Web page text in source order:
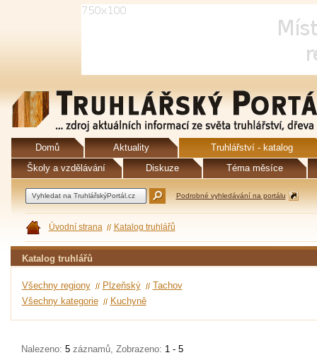
Domů Aktuality
Truhlářství - katalog
Školy a vzdělávání
Diskuze Téma měsíce
Podrobné vyhledávání na portálu
Úvodní strana Katalog truhlářů
Katalog truhlářů
Všechny regiony Plzeňský
Tachov
Všechny kategorie
Kuchyně
Nalezeno: 5 záznamů, Zobrazeno: 1 - 5